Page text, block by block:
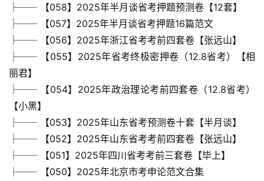
高
中
资
料
儿
童
国
学
启
蒙
├── 【058】2025年半月谈省考押题预测卷【12套】
├── 【057】2025年半月谈省考押题16篇范文
├── 【056】2025年浙江省考考前四套卷【张远山】
├── 【055】2025年省考终极密押卷（12.8省考）【相
丽君】
├── 【054】2025年政治理论考前四套卷（12.8省考）
【小黑】
├── 【053】2025年山东省考预测卷十套【半月谈】
├── 【052】2025年山东省考考前四套卷【张远山】
├── 【051】2025年四川省考考前三套卷【毕上】
├── 【050】2025年北京市考申论范文合集